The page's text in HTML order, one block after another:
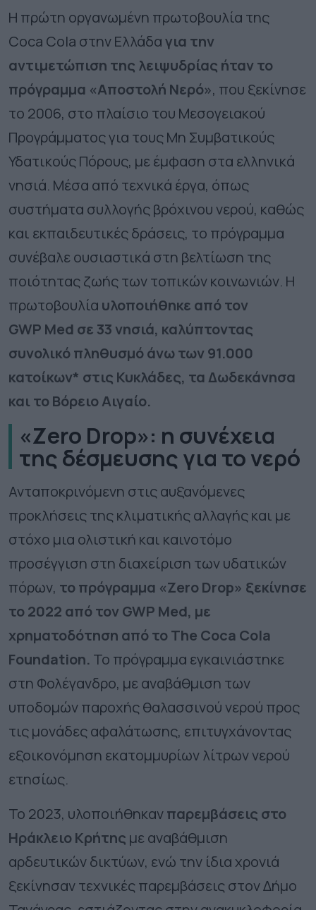
Η πρώτη οργανωμένη πρωτοβουλία της
Coca Cola στην Ελλάδαγια την
αντιμετώπιση της λειψυδρίας ήταν το
πρόγραμμα «Αποστολή Νερό», που ξεκίνησε
το 2006, στο πλαίσιο του Μεσογειακού
Προγράμματος για τους Μη Συμβατικούς
Υδατικούς Πόρους, με έμφαση στα ελληνικά
νησιά. Μέσα από τεχνικά έργα, όπως
συστήματα συλλογής βρόχινου νερού, καθώς
και εκπαιδευτικές δράσεις, το πρόγραμμα
συνέβαλε ουσιαστικά στη βελτίωση της
ποιότητας ζωής των τοπικών κοινωνιών. Η
πρωτοβουλία υλοποιήθηκε από τον
GWP Med σε 33 νησιά, καλύπτοντας
συνολικό πληθυσμό άνω των 91.000
κατοίκων* στις Κυκλάδες, τα Δωδεκάνησα
και το Βόρειο Αιγαίο.
«Zero Drop»: η συνέχεια
της δέσμευσης για το νερό
Ανταποκρινόμενη στις αυξανόμενες
προκλήσεις της κλιματικής αλλαγής και με
στόχο μια ολιστική και καινοτόμο
προσέγγιση στη διαχείριση των υδατικών
πόρων, το πρόγραμμα «Zero Drop» ξεκίνησε
το 2022 από τον GWP Med, με
χρηματοδότηση από το The Coca Cola
Foundation. Το πρόγραμμα εγκαινιάστηκε
στη Φολέγανδρο, με αναβάθμιση των
υποδομών παροχής θαλασσινού νερού προς
τις μονάδες αφαλάτωσης, επιτυγχάνοντας
εξοικονόμηση εκατομμυρίων λίτρων νερού
ετησίως.
Το 2023, υλοποιήθηκανπαρεμβάσεις στο
Ηράκλειο Κρήτης με αναβάθμιση
αρδευτικών δικτύων, ενώ την ίδια χρονιά
ξεκίνησαν τεχνικές παρεμβάσεις στον Δήμο